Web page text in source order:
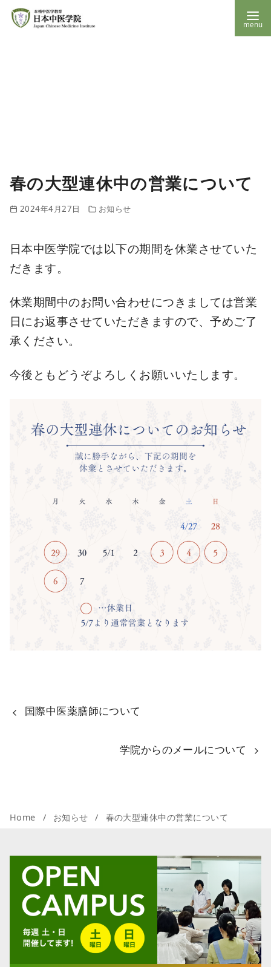
動春の大型連休中の営業について
2024年4月27日 お知らせ
日本中医学院では以下の期間を休業させていた
だきます。
休業期間中のお問い合わせにつきましては営業
日にお返事させていただきますので、予めご了
承ください。
今後ともどうぞよろしくお願いいたします。
国際中医薬膳師について
学院からのメールについて
Home お知らせ 春の大型連休中の営業について